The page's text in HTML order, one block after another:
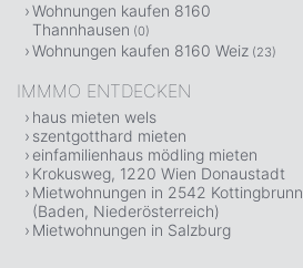
Wohnungen kaufen 8160
Thannhausen (0)
Wohnungen kaufen 8160 Weiz (23)
IMMMO ENTDECKEN
haus mieten wels
szentgotthard mieten
einfamilienhaus mödling mieten
Krokusweg, 1220 Wien Donaustadt
Mietwohnungen in 2542 Kottingbrunn
(Baden, Niederösterreich)
Mietwohnungen in Salzburg